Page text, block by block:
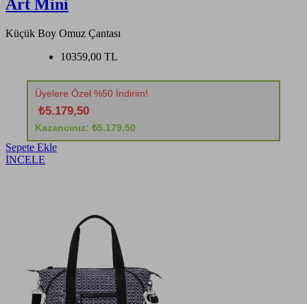
Art Mini
Küçük Boy Omuz Çantası
10359,00 TL
Üyelere Özel %50 İndirim!
₺5.179,50
Kazancınız: ₺5.179,50
Sepete Ekle
İNCELE